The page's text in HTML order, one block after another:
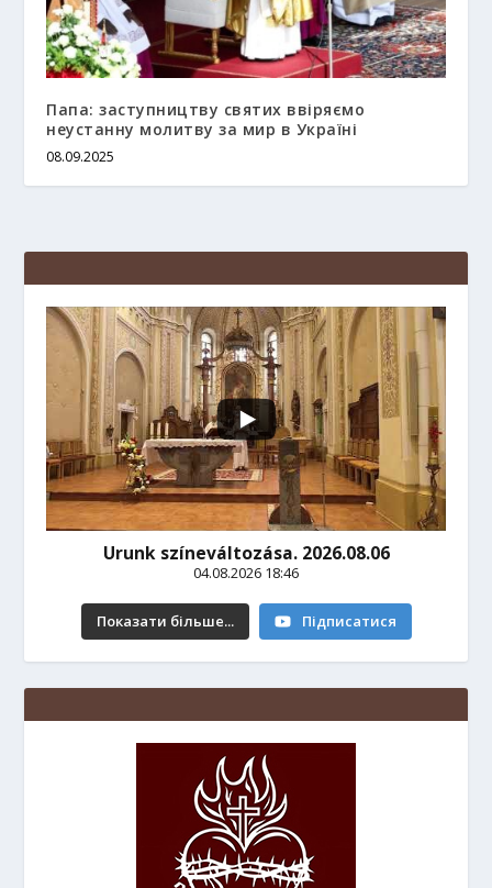
Папа: заступництву святих ввіряємо
неустанну молитву за мир в Україні
08.09.2025
Urunk színeváltozása. 2026.08.06
04.08.2026 18:46
Показати більше... Підписатися